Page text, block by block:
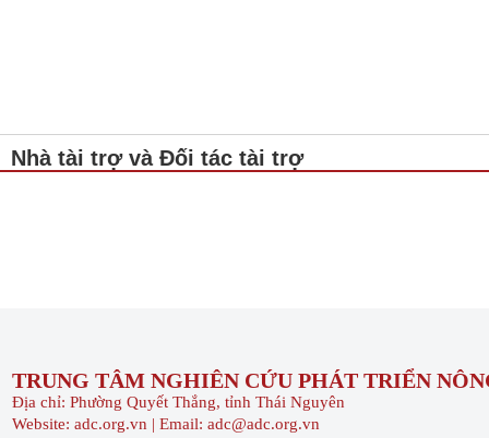
Nhà tài trợ và Đối tác tài trợ
TRUNG TÂM NGHIÊN CỨU PHÁT TRIỂN
Địa chỉ: Phường Quyết Thắng, tỉnh Thái Nguyên
Website: adc.org.vn | Email: adc@adc.org.vn